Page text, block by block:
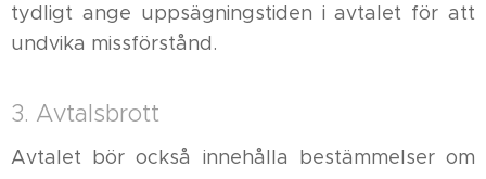
tydligt ange uppsägningstiden i avtalet för att
undvika missförstånd.
3. Avtalsbrott
Avtalet bör också innehålla bestämmelser om